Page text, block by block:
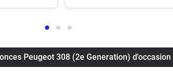
Peugeot 308 (2e Generation) d'occasion